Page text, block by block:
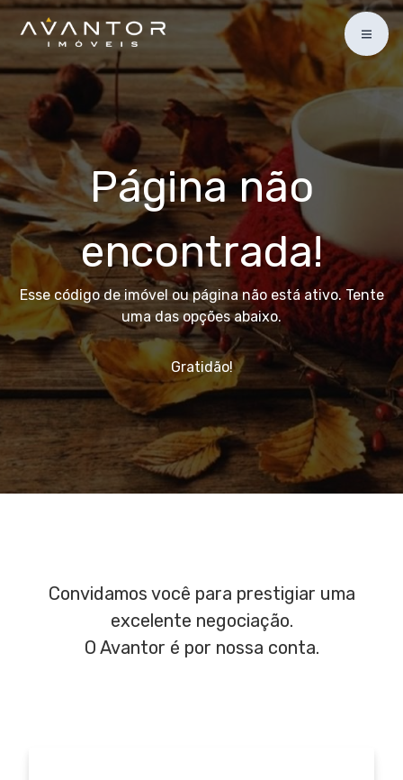
Página não
encontrada!
Esse código de imóvel ou página não está ativo. Tente
uma das opções abaixo.
Gratidão!
Convidamos você para prestigiar uma
excelente negociação.
O Avantor é por nossa conta.